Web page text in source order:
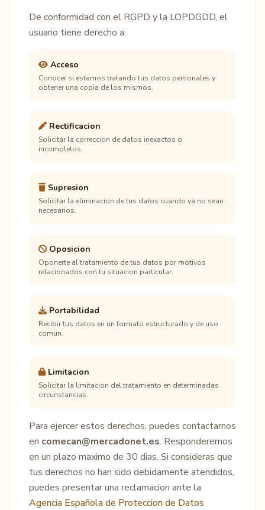
De conformidad con el RGPD y la LOPDGDD, el
usuario tiene derecho a:
Acceso
Conocer si estamos tratando tus datos personales y
obtener una copia de los mismos.
Rectificacion
Solicitar la correccion de datos inexactos o
incompletos.
Supresion
Solicitar la eliminacion de tus datos cuando ya no sean
necesarios.
Oposicion
Oponerte al tratamiento de tus datos por motivos
relacionados con tu situacion particular.
Portabilidad
Recibir tus datos en un formato estructurado y de uso
comun.
Limitacion
Solicitar la limitacion del tratamiento en determinadas
circunstancias.
Para ejercer estos derechos, puedes contactarnos
en comecan@mercadonet.es. Responderemos
en un plazo maximo de 30 dias. Si consideras que
tus derechos no han sido debidamente atendidos,
puedes presentar una reclamacion ante la
Agencia Española de Proteccion de Datos